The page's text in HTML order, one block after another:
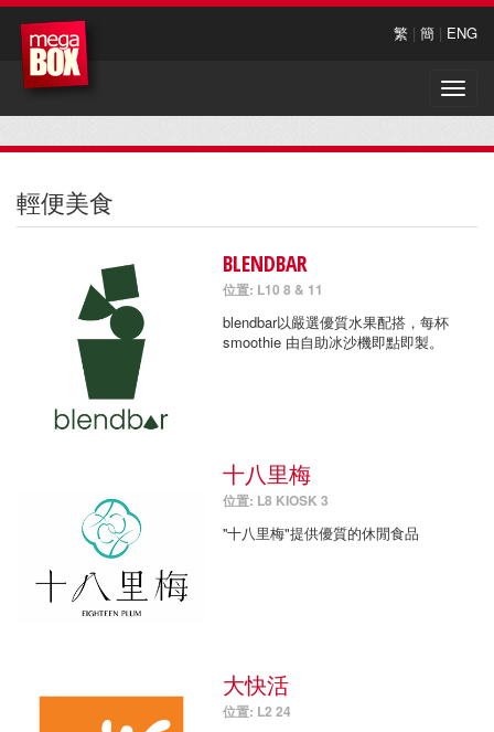
繁 | 簡 | ENG
Toggle
輕便美食
BLENDBAR
位置: L10 8 & 11
blendbar以嚴選優質水果配搭，每杯
smoothie 由自助冰沙機即點即製。
十八里梅
位置: L8 KIOSK 3
''十八里梅"提供優質的休閒食品
大快活
位置: L2 24